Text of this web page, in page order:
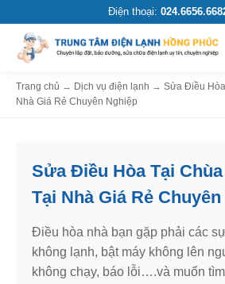
Điện thoại:
Trang chủ → Dịch vụ điện lạnh → Sửa Điều
Nhà Giá Rẻ Chuyên Nghiệp
Sửa Điều Hòa Tại
Tại Nhà Giá Rẻ
Điều hòa nhà bạn gặp phải các
không lạnh, bật máy không lên
không chạy, báo lỗi….và muốn